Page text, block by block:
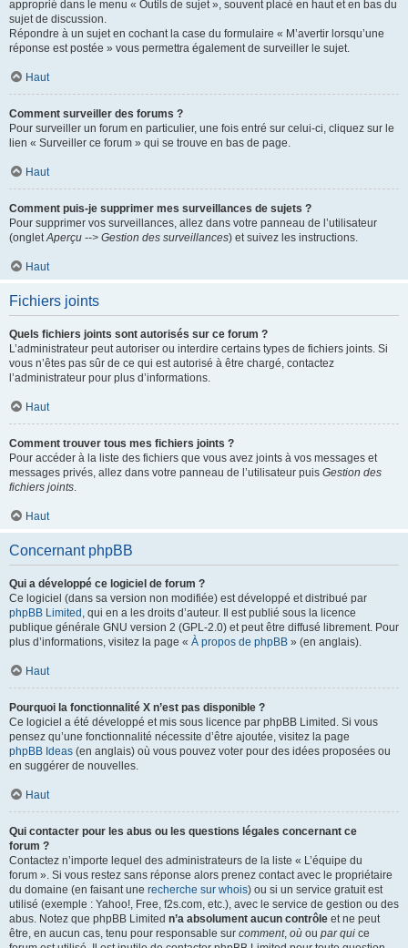
approprié dans le menu « Outils de sujet », souvent placé en haut et en bas du
sujet de discussion.
Répondre à un sujet en cochant la case du formulaire « M’avertir lorsqu’une
réponse est postée » vous permettra également de surveiller le sujet.
Haut
Comment surveiller des forums ?
Pour surveiller un forum en particulier, une fois entré sur celui-ci, cliquez sur le
lien « Surveiller ce forum » qui se trouve en bas de page.
Haut
Comment puis-je supprimer mes surveillances de sujets ?
Pour supprimer vos surveillances, allez dans votre panneau de l’utilisateur
(ongletAperçu --> Gestion des surveillances) et suivez les instructions.
Haut
Fichiers joints
Quels fichiers joints sont autorisés sur ce forum ?
L’administrateur peut autoriser ou interdire certains types de fichiers joints. Si
vous n’êtes pas sûr de ce qui est autorisé à être chargé, contactez
l’administrateur pour plus d’informations.
Haut
Comment trouver tous mes fichiers joints ?
Pour accéder à la liste des fichiers que vous avez joints à vos messages et
messages privés, allez dans votre panneau de l’utilisateur puis Gestion des
fichiers joints.
Haut
Concernant phpBB
Qui a développé ce logiciel de forum ?
Ce logiciel (dans sa version non modifiée) est développé et distribué par
phpBB Limited , qui en a les droits d’auteur. Il est publié sous la licence
publique générale GNU version 2 (GPL-2.0) et peut être diffusé librement. Pour
plus d’informations, visitez la page « À propos de phpBB » (en anglais).
Haut
Pourquoi la fonctionnalité X n’est pas disponible ?
Ce logiciel a été développé et mis sous licence par phpBB Limited. Si vous
pensez qu’une fonctionnalité nécessite d’être ajoutée, visitez la page
phpBB Ideas (en anglais) où vous pouvez voter pour des idées proposées ou
en suggérer de nouvelles.
Haut
Qui contacter pour les abus ou les questions légales concernant ce
forum ?
Contactez n’importe lequel des administrateurs de la liste « L’équipe du
forum ». Si vous restez sans réponse alors prenez contact avec le propriétaire
du domaine (en faisant une recherche sur whois) ou si un service gratuit est
utilisé (exemple : Yahoo!, Free, f2s.com, etc.), avec le service de gestion ou des
abus. Notez que phpBB Limited n’a absolument aucun contrôle et ne peut
être, en aucun cas, tenu pour responsable sur comment, où ou par qui ce